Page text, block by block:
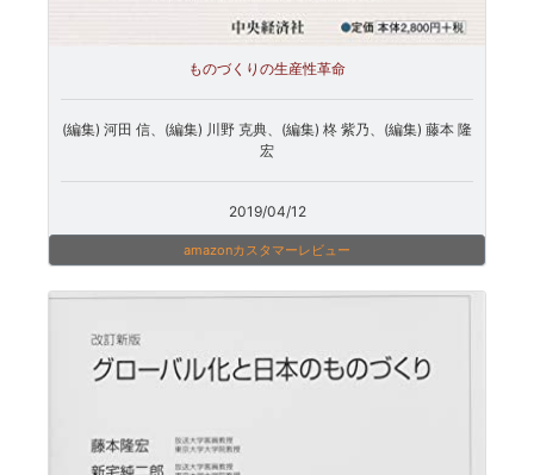
ものづくりの生産性革命
(編集) 河田 信、(編集) 川野 克典、(編集) 柊 紫乃、(編集) 藤本 隆
宏
2019/04/12
amazonカスタマーレビュー